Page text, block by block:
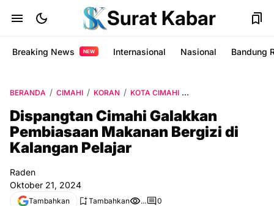
Surat Kabar
Breaking News NEW Internasional Nasional Bandung
BERANDA CIMAHI KORAN KOTA CIMAHI
Dispangtan Cimahi Galakkan
Pembiasaan Makanan Bergizi di
Kalangan Pelajar
Raden
Oktober 21, 2024
Tambahkan Tambahkan ... 0